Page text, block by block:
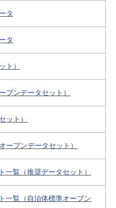
タ
タ
ト）
プンデータセット）
ット）
ープンデータセット）
一覧（推奨データセット）
一覧（自治体標準オープン